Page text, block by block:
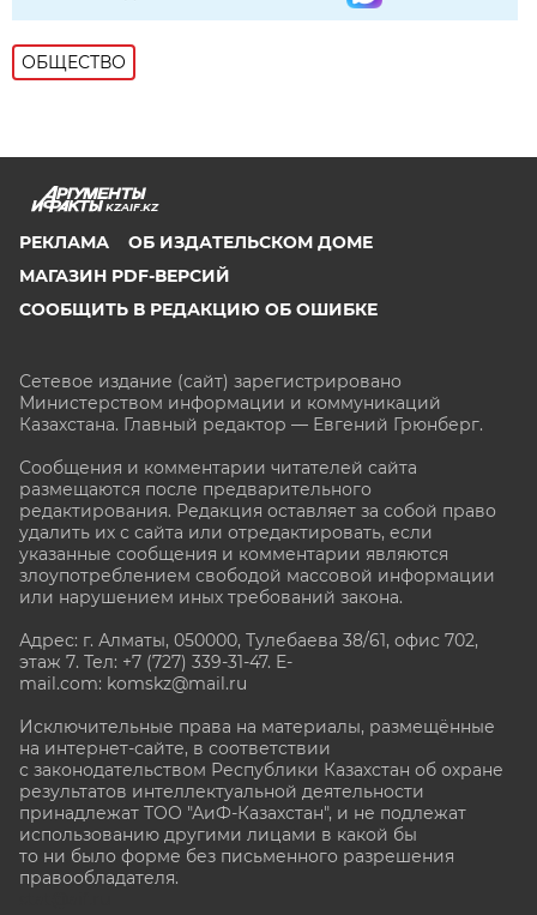
ОБЩЕСТВО
KZAIF.KZ
РЕКЛАМА
ОБ ИЗДАТЕЛЬСКОМ ДОМЕ
МАГАЗИН PDF-ВЕРСИЙ
СООБЩИТЬ В РЕДАКЦИЮ ОБ ОШИБКЕ
Сетевое издание (сайт) зарегистрировано
Министерством информации и коммуникаций
Казахстана. Главный редактор — Евгений Грюнберг.
Сообщения и комментарии читателей сайта
размещаются после предварительного
редактирования. Редакция оставляет за собой право
удалить их с сайта или отредактировать, если
указанные сообщения и комментарии являются
злоупотреблением свободой массовой информации
или нарушением иных требований закона.
Адрес: г. Алматы, 050000, Тулебаева 38/61, офис 702,
этаж 7. Тел: +7 (727) 339-31-47. E-
mail.com: komskz@mail.ru
Исключительные права на материалы, размещённые
на интернет-сайте, в соответствии
с законодательством Республики Казахстан об охране
результатов интеллектуальной деятельности
принадлежат ТОО "АиФ-Казахстан", и не подлежат
использованию другими лицами в какой бы
то ни было форме без письменного разрешения
правообладателя.